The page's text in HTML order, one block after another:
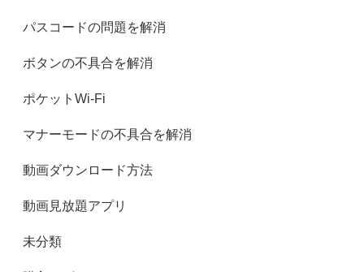
パスコードの問題を解消
ボタンの不具合を解消
ポケットWi-Fi
マナーモードの不具合を解消
動画ダウンロード方法
動画見放題アプリ
未分類